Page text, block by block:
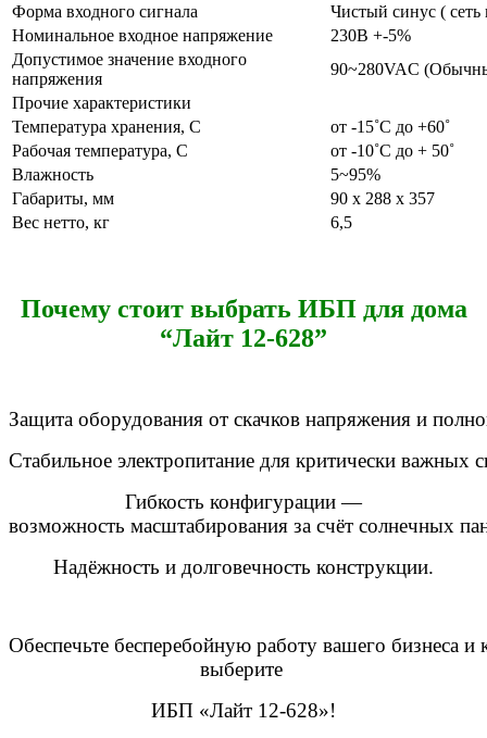
Форма входного сигнала
Чистый синус ( сеть
Номинальное входное напряжение
230В +-5%
Допустимое значение входного
напряжения
90~280VAC
Прочие характеристики
Температура хранения, С
от -15˚С до +60˚
Рабочая температура, С
от -10˚С до + 50˚
Влажность
5~95%
Габариты, мм
90 x 288 x 357
Вес нетто, кг
6,5
Почемустоитвыбрать ИБП для дома
“Лайт 12-628”
Защита оборудования от скачков напряжения и
Стабильное электропитание для критически важных
Гибкость конфигурации—
возможность масштабирования за счёт солнечных
Надёжность и долговечность конструкции.
Обеспечьте бесперебойную работу вашего бизнеса и
выберите
ИБП «Лайт 12-628»!